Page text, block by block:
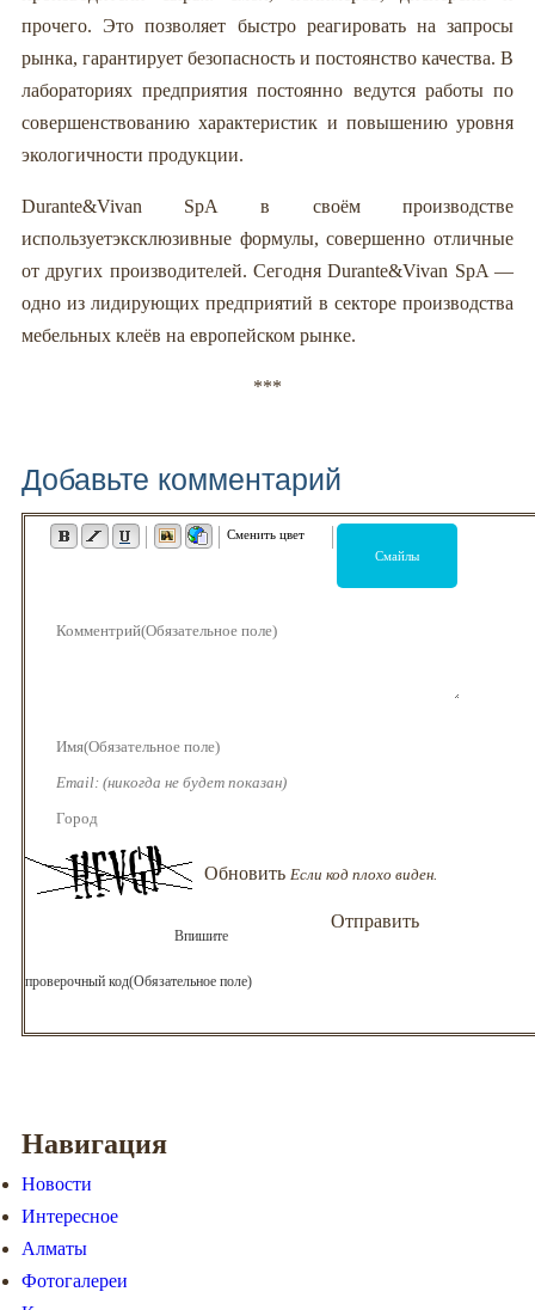
прочего. Это позволяет быстро реагировать на запросы
рынка, гарантирует безопасность и постоянство качества. В
лабораториях предприятия постоянно ведутся работы по
совершенствованию характеристик и повышению уровня
экологичности продукции.
Durante&Vivan SpA в своём производстве
используетэксклюзивные формулы, совершенно отличные
от других производителей. Сегодня Durante&Vivan SpA —
одно из лидирующих предприятий в секторе производства
мебельных клеёв на европейском рынке.
***
Добавьте комментарий
Если код плохо виден.
Впишите
проверочный код(Обязательное поле)
Навигация
Новости
Интересное
Алматы
Фотогалереи